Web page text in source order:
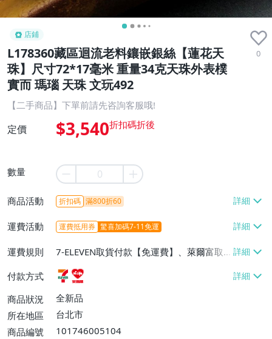
店鋪
L178360藏區迴流老料鑲嵌銀絲【蓮花天
珠】尺寸72*17毫米 重量34克天珠外表樸
實而 瑪瑙 天珠 文玩492
0
【二手商品】下單前請先咨詢客服哦!
定價 $3,540
數量
商品活動 折扣碼 滿800折60
運費活動 運費抵用券 驚喜加碼7-11免運
運費規則
7-ELEVEN取貨付款【免運費】、萊爾富取
貨付款【免運費】
付款方式
商品狀況
全新品
所在地區
台北市
商品編號
101746005104